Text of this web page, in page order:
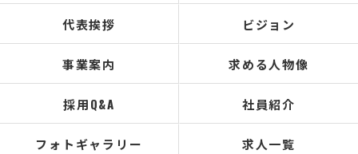
代表挨拶 ビジョン
事業案内 求める人物像
採用Q&A 社員紹介
フォトギャラリー 求人一覧